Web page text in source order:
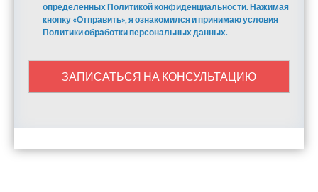
определенных Политикой конфиденциальности. Нажимая
кнопку «Отправить», я ознакомился и принимаю условия
Политики обработки персональных данных.
ЗАПИСАТЬСЯ НА КОНСУЛЬТАЦИЮ